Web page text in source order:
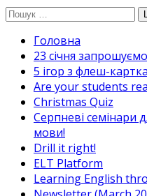
Перейти
вмісту
Пошук:
Головна
23 січня
5 ігор з флеш-
Are your students
Christmas Quiz
Cерпневі семінари
мови!
Drill it right!
ELT Platform
Learning English